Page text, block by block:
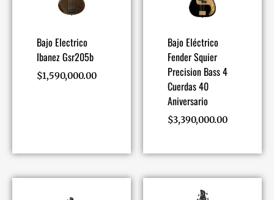
Bajo Electrico
Ibanez Gsr205b
$1,590,000.00
Bajo Eléctrico
Fender Squier
Precision Bass 4
Cuerdas 40
Aniversario
$3,390,000.00